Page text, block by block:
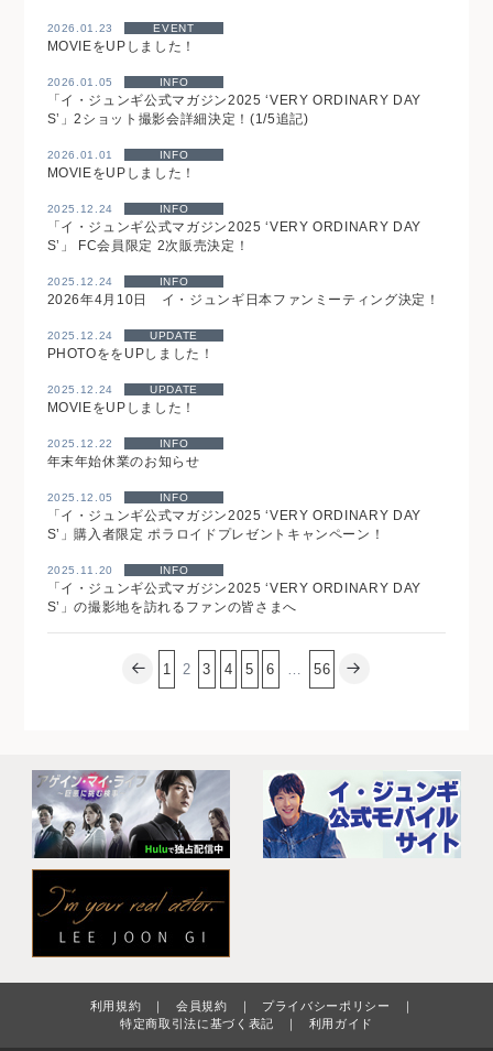
2026.01.23 EVENT
MOVIEをUPしました！
2026.01.05 INFO
「イ・ジュンギ公式マガジン2025 ‘VERY ORDINARY DAY
S’」2ショット撮影会詳細決定！(1/5追記)
2026.01.01 INFO
MOVIEをUPしました！
2025.12.24 INFO
「イ・ジュンギ公式マガジン2025 ‘VERY ORDINARY DAY
S’」 FC会員限定 2次販売決定！
2025.12.24 INFO
2026年4月10日 イ・ジュンギ日本ファンミーティング決定！
2025.12.24 UPDATE
PHOTOををUPしました！
2025.12.24 UPDATE
MOVIEをUPしました！
2025.12.22 INFO
年末年始休業のお知らせ
2025.12.05 INFO
「イ・ジュンギ公式マガジン2025 ‘VERY ORDINARY DAY
S’」購入者限定 ポラロイドプレゼントキャンペーン！
2025.11.20 INFO
「イ・ジュンギ公式マガジン2025 ‘VERY ORDINARY DAY
S’」の撮影地を訪れるファンの皆さまへ
1 2 3 4 5 6 56
利用規約 会員規約 プライバシーポリシー
特定商取引法に基づく表記
利用ガイド